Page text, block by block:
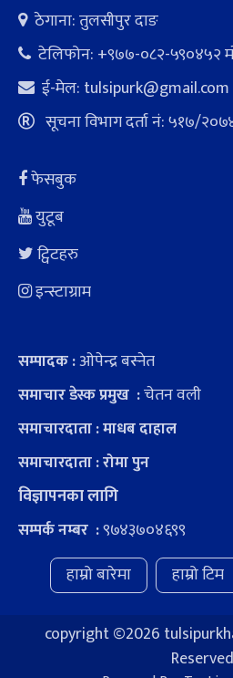
ठेगाना: तुलसीपुर दाङ
टेलिफोन: +९७७-०८२-५९०४५२
ई-मेल: tulsipurk@gmail.com
सूचना विभाग दर्ता नं: ५१७/
फेसबुक
युटूब
ट्विटहरु
इन्स्टाग्राम
सम्पादक :ओपेन्द्र बस्नेत
समाचार डेस्क प्रमुख :चेतन वली
समाचारदाता : माधब दाहाल
समाचारदाता : रोमा पुन
विज्ञापनका लागि
सम्पर्क नम्बर :९७४३७०४६९९
हाम्रो बारेमा
हाम्रो टिम
copyright ©2026